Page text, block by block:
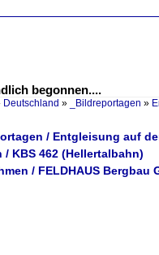
begonnen....
Deutschland » _Bildreportagen »
/ Entgleisung auf
KBS 462 (Hellertalbahn)
/ FELDHAUS Bergbau